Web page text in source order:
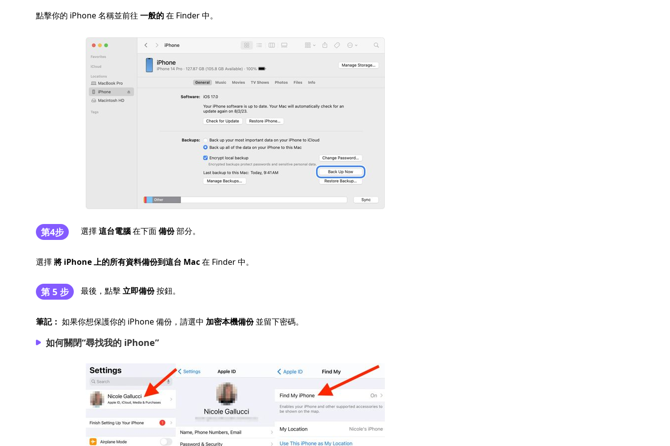
點擊你的 iPhone 名稱並前往 一般的在 Finder 中。
第4步 選擇這台電腦在下面備份部分。
選擇將 iPhone 上的所有資料備份到這台 Mac在 Finder 中。
第 5 步 最後，點擊立即備份按鈕。
筆記： 如果你想保護你的 iPhone 備份，請選中 加密本機備份並留下密碼。
如何關閉“尋找我的 iPhone”